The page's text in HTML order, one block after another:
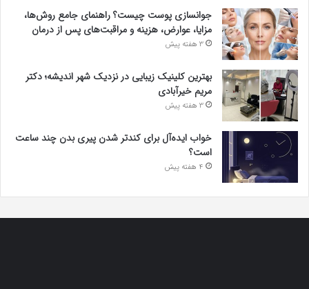
جوانسازی پوست چیست؟ راهنمای جامع روش‌ها،
مزایا، عوارض، هزینه و مراقبت‌های پس از درمان
3 هفته پیش
بهترین کلینیک زیبایی در نزدیک شهر اندیشه؛ دکتر
مریم خیرآبادی
3 هفته پیش
خواب ایده‌آل برای کندتر شدن پیری بدن چند ساعت
است؟
4 هفته پیش